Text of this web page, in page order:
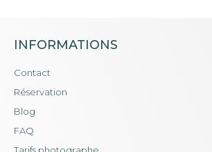
INFORMATIONS
Contact
Réservation
Blog
FAQ